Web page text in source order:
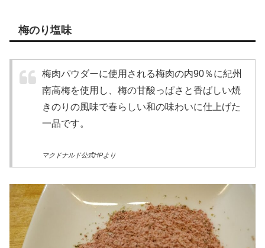
梅のり塩味
梅肉パウダーに使用される梅肉の内90％に紀州
南高梅を使用し、梅の甘酸っぱさと香ばしい焼
きのりの風味で春らしい和の味わいに仕上げた
一品です。
マクドナルド公式HPより